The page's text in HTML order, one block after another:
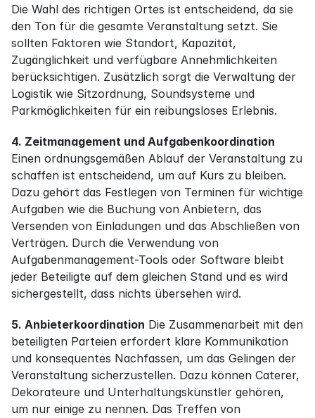
Die Wahl des richtigen Ortes ist entscheidend, da sie
den Ton für die gesamte Veranstaltung setzt. Sie
sollten Faktoren wie Standort, Kapazität,
Zugänglichkeit und verfügbare Annehmlichkeiten
berücksichtigen. Zusätzlich sorgt die Verwaltung der
Logistik wie Sitzordnung, Soundsysteme und
Parkmöglichkeiten für ein reibungsloses Erlebnis.
4. Zeitmanagement und Aufgabenkoordination
Einen ordnungsgemäßen Ablauf der Veranstaltung zu
schaffen ist entscheidend, um auf Kurs zu bleiben.
Dazu gehört das Festlegen von Terminen für wichtige
Aufgaben wie die Buchung von Anbietern, das
Versenden von Einladungen und das Abschließen von
Verträgen. Durch die Verwendung von
Aufgabenmanagement-Tools oder Software bleibt
jeder Beteiligte auf dem gleichen Stand und es wird
sichergestellt, dass nichts übersehen wird.
5. Anbieterkoordination Die Zusammenarbeit mit den
beteiligten Parteien erfordert klare Kommunikation
und konsequentes Nachfassen, um das Gelingen der
Veranstaltung sicherzustellen. Dazu können Caterer,
Dekorateure und Unterhaltungskünstler gehören,
um nur einige zu nennen. Das Treffen von